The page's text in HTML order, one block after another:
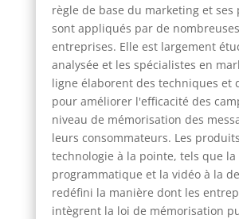
règle de base du marketing et ses
sont appliqués par de nombreuses
entreprises. Elle est largement
analysée et les spécialistes en
ligne élaborent des techniques et
pour améliorer l'efficacité des
niveau de mémorisation des
leurs consommateurs. Les
technologie à la pointe, tels que
programmatique et la vidéo à la
redéfini la manière dont les
intègrent la loi de mémorisation